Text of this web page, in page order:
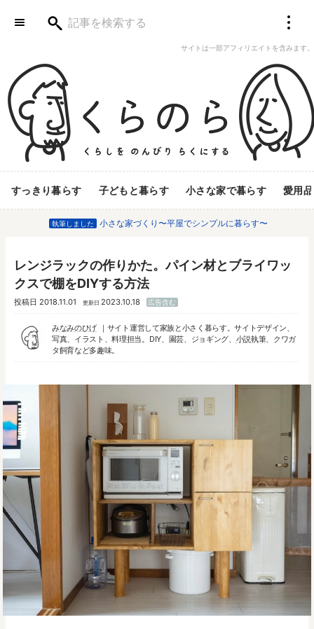
サイトは一部アフィリエイトを含みます。
すっきり暮らす 子どもと暮らす 小さな家で暮らす 愛用品
執筆しました 小さな家づくり〜平屋でシンプルに暮らす〜
レンジラックの作りかた。パイン材とブライワッ
クスで棚をDIYする方法
投稿日 2018.11.01 更新日 2023.10.18 広告含む
みなみのひげ
サイト運営して家族と小さく暮らす。サイトデザイン、
写真、イラスト、料理担当。DIY、園芸、ジョギング、 小説執筆、クワガ
タ飼育など多趣味。